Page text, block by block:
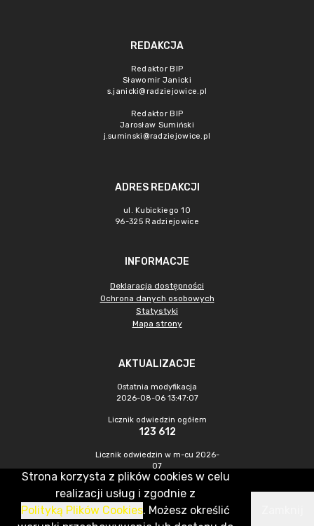
REDAKCJA
Redaktor BIP
Sławomir Janicki
s.janicki@radziejowice.pl
Redaktor BIP
Jarosław Sumiński
j.suminski@radziejowice.pl
ADRES REDAKCJI
ul. Kubickiego 10
96-325 Radziejowice
INFORMACJE
Deklaracja dostępności
Ochrona danych osobowych
Statystyki
Mapa strony
AKTUALIZACJE
Ostatnia modyfikacja
2026-08-06 13:47:07
Licznik odwiedzin ogółem
123 612
Licznik odwiedzin w m-cu 2026-
07
272
CMS & Hosting: Nefeni Sp. z o.o.
Strona korzysta z plików cookies w celu
realizacji usług i zgodnie z
Polityką Plików Cookies. Możesz określić